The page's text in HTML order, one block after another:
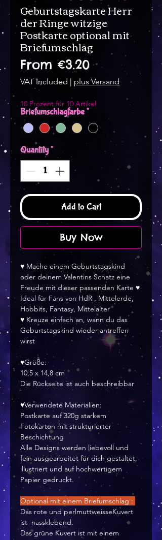
Geburtstagskarte Herr
der Ringe witzige
Postkarte optional mit
Briefumschlag
From €3.20Price
VAT Included | plus Versand
10 Prozent für 10 Artikel
Briefumschlagfarbe*
Quantity*
Add to Cart
Buy Now
♥ Mache einem Geburtstagskind
oder deinem Valentins Schatz eine
Freude mit dieser passenden Karte ♥
Ideal für Fans von HdR , Mittelerde,
Hobbits, Fantasy, Mittelalter
♥ Kreuze einfach an, wann du das
Geburtstagskind wieder antreffen
wirst
♥Größe:
10,5 x 14,8 cm
Die Rückseite ist auch beschreibbar
♥Verwendete Materialien:
Postkarte auf 320g starkem
Fotokarton mit strukturierter
Beschichtung
Alle Designs werden liebevoll und
fein ausgearbeitet für dich gestaltet,
illustriert und auf hochwertigem
Papier gedruckt.
Optional mit einem Briefumschlag :
Das rote und perlmuttweisseKuvert
ist nassklebend.
Das grüne Kuvert ist mit einem